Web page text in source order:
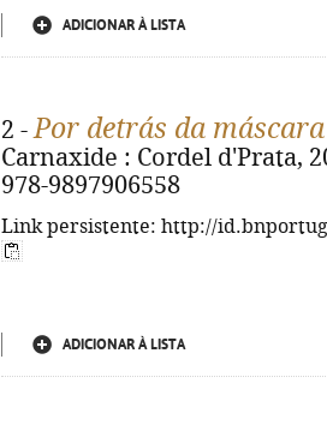
ADICIONAR À LISTA
2 -Por detrás da máscara
Carnaxide : Cordel d'Prata,
978-9897906558
Link persistente: http://
ADICIONAR À LISTA